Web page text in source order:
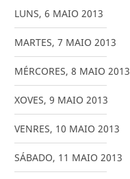
LUNS, 6 MAIO 2013
MARTES, 7 MAIO 2013
MÉRCORES, 8 MAIO 2013
XOVES, 9 MAIO 2013
VENRES, 10 MAIO 2013
SÁBADO, 11 MAIO 2013